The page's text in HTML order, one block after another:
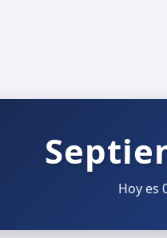
Hoy es